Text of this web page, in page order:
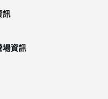
訊
場資訊